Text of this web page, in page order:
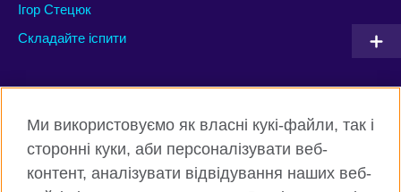
Ігор Стецюк
Складайте іспити
Connect with us
Facebook Twitter
Instagram Flickr
Ми використовуємо як власні кукі-файли, так і
сторонні куки, аби персоналізувати веб-
контент, аналізувати відвідування наших веб-